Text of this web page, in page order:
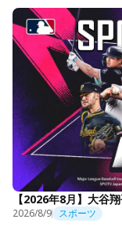
【2026年8月】大谷
2026/8/9 スポーツ